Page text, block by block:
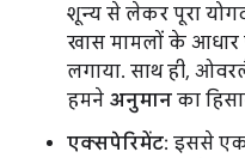
शून्य से लेकर पूरा
खास मामलों के आधार
लगाया. साथ ही,
हमने अनुमान का
एक्सपेरिमेंट: इससे